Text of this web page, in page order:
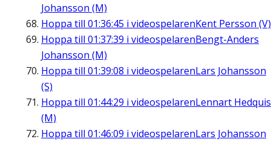
Johansson (M)
Hoppa till 01:36:45 i videospelarenKent Persson (V)
Hoppa till 01:37:39 i videospelarenBengt-Anders
Johansson (M)
Hoppa till 01:39:08 i videospelarenLars Johansson
(S)
Hoppa till 01:44:29 i videospelarenLennart
(M)
Hoppa till 01:46:09 i videospelarenLars Johansson